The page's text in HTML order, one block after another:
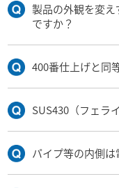
製品の外観を変
ですか？
400番仕上げと同
SUS430（フェラ
パイプ等の内側